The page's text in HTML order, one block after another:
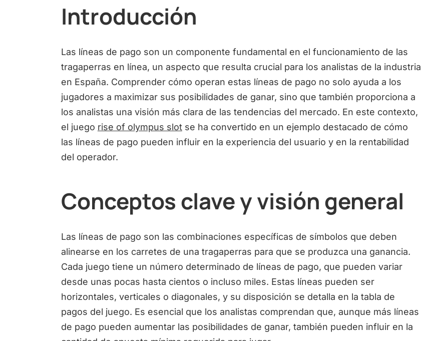
Introducción
Las líneas de pago son un componente fundamental en el funcionamiento de las
tragaperras en línea, un aspecto que resulta crucial para los analistas de la industria
en España. Comprender cómo operan estas líneas de pago no solo ayuda a los
jugadores a maximizar sus posibilidades de ganar, sino que también proporciona a
los analistas una visión más clara de las tendencias del mercado. En este contexto,
el juego rise of olympus slotse ha convertido en un ejemplo destacado de cómo
las líneas de pago pueden influir en la experiencia del usuario y en la rentabilidad
del operador.
Conceptos clave y visión general
Las líneas de pago son las combinaciones específicas de símbolos que deben
alinearse en los carretes de una tragaperras para que se produzca una ganancia.
Cada juego tiene un número determinado de líneas de pago, que pueden variar
desde unas pocas hasta cientos o incluso miles. Estas líneas pueden ser
horizontales, verticales o diagonales, y su disposición se detalla en la tabla de
pagos del juego. Es esencial que los analistas comprendan que, aunque más líneas
de pago pueden aumentar las posibilidades de ganar, también pueden influir en la